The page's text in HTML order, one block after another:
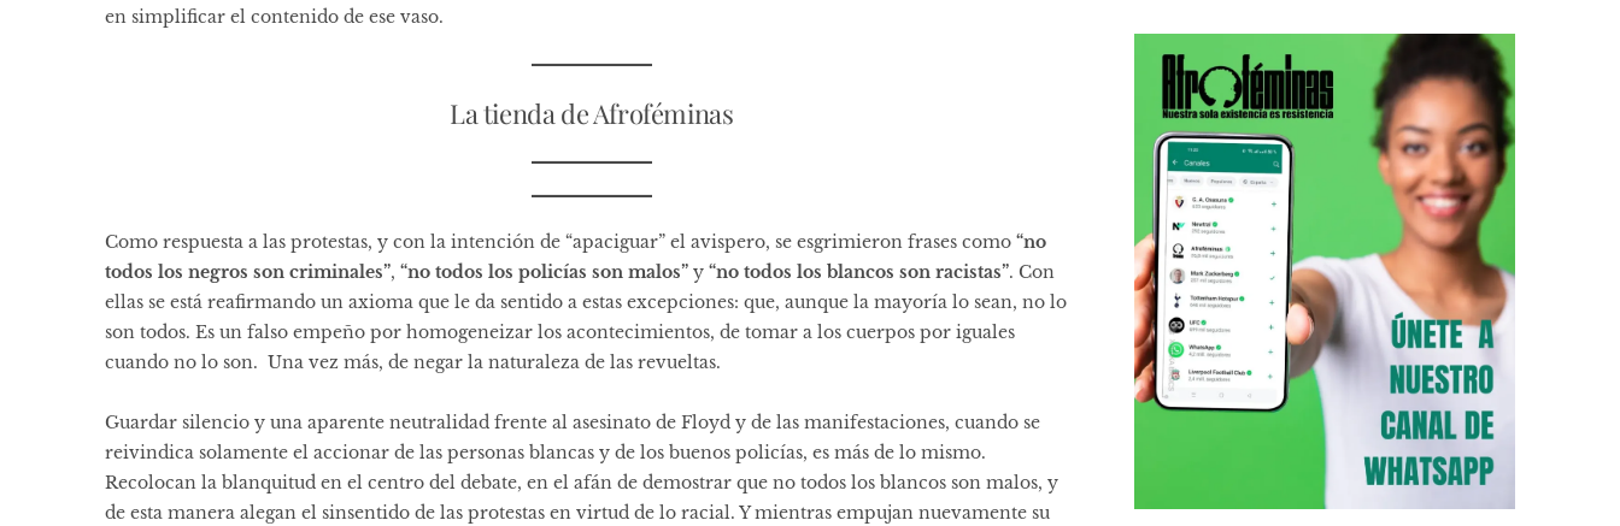
en simplificar el contenido de ese vaso.
La tienda de Afroféminas
Como respuesta a las protestas, y con la intención de “apaciguar” el avispero, se esgrimieron frases como “no
todos los negros son criminales”, “no todos los policías son malos” y “no todos los blancos son racistas”. Con
ellas se está reafirmando un axioma que le da sentido a estas excepciones: que, aunque la mayoría lo sean, no lo
son todos. Es un falso empeño por homogeneizar los acontecimientos, de tomar a los cuerpos por iguales
cuando no lo son. Una vez más, de negar la naturaleza de las revueltas.
Guardar silencio y una aparente neutralidad frente al asesinato de Floyd y de las manifestaciones, cuando se
reivindica solamente el accionar de las personas blancas y de los buenos policías, es más de lo mismo.
Recolocan la blanquitud en el centro del debate, en el afán de demostrar que no todos los blancos son malos, y
de esta manera alegan el sinsentido de las protestas en virtud de lo racial. Y mientras empujan nuevamente su